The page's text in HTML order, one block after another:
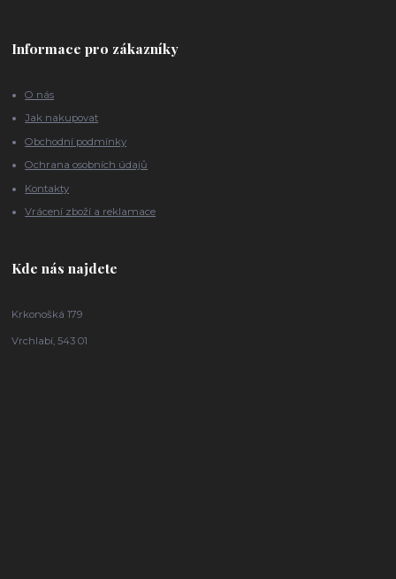
Informace pro zákazníky
O nás
Jak nakupovat
Obchodní podmínky
Ochrana osobních údajů
Kontakty
Vrácení zboží a reklamace
Kde nás najdete
Krkonošká 179
Vrchlabí, 543 01